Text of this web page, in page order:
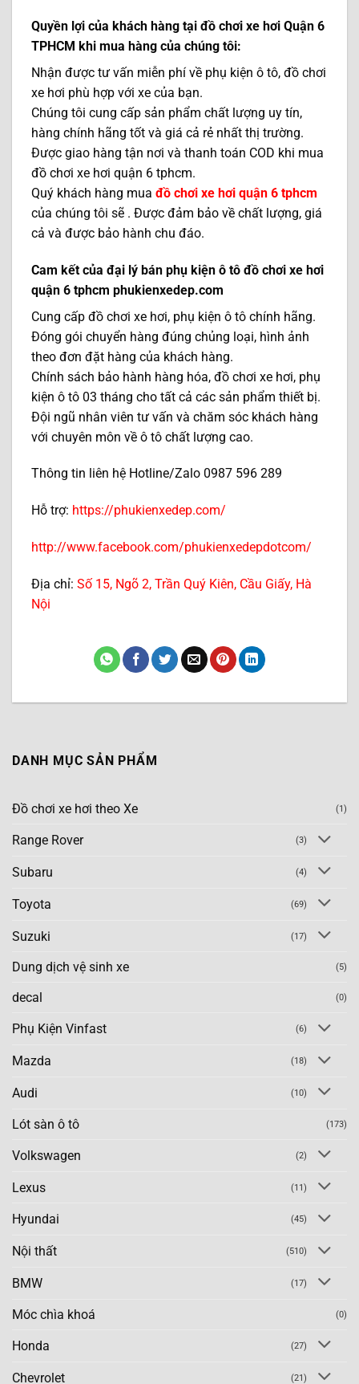
Quyền lợi của khách hàng tại đồ chơi xe hơi Quận 6
TPHCM khi mua hàng của chúng tôi:
Nhận được tư vấn miễn phí về phụ kiện ô tô, đồ chơi
xe hơi phù hợp với xe của bạn.
Chúng tôi cung cấp sản phẩm chất lượng uy tín,
hàng chính hãng tốt và giá cả rẻ nhất thị trường.
Được giao hàng tận nơi và thanh toán COD khi mua
đồ chơi xe hơi quận 6 tphcm.
Quý khách hàng mua đồ chơi xe hơi quận 6 tphcm
của chúng tôi sẽ . Được đảm bảo về chất lượng, giá
cả và được bảo hành chu đáo.
Cam kết của đại lý bán phụ kiện ô tô đồ chơi xe hơi
quận 6 tphcm phukienxedep.com
Cung cấp đồ chơi xe hơi, phụ kiện ô tô chính hãng.
Đóng gói chuyển hàng đúng chủng loại, hình ảnh
theo đơn đặt hàng của khách hàng.
Chính sách bảo hành hàng hóa, đồ chơi xe hơi, phụ
kiện ô tô 03 tháng cho tất cả các sản phẩm thiết bị.
Đội ngũ nhân viên tư vấn và chăm sóc khách hàng
với chuyên môn về ô tô chất lượng cao.
Thông tin liên hệ Hotline/Zalo 0987 596 289
Hỗ trợ: https://phukienxedep.com/
http://www.facebook.com/phukienxedepdotcom/
Địa chỉ: Số 15, Ngõ 2, Trần Quý Kiên, Cầu Giấy, Hà
Nội
DANH MỤC SẢN PHẨM
Đồ chơi xe hơi theo Xe (1)
Range Rover (3)
Subaru (4)
Toyota (69)
Suzuki (17)
Dung dịch vệ sinh xe (5)
decal (0)
Phụ Kiện Vinfast (6)
Mazda (18)
Audi (10)
Lót sàn ô tô (173)
Volkswagen (2)
Lexus (11)
Hyundai (45)
Nội thất (510)
BMW (17)
Móc chìa khoá (0)
Honda (27)
Chevrolet (21)